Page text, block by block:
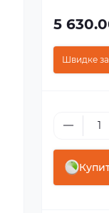
5
Швидке